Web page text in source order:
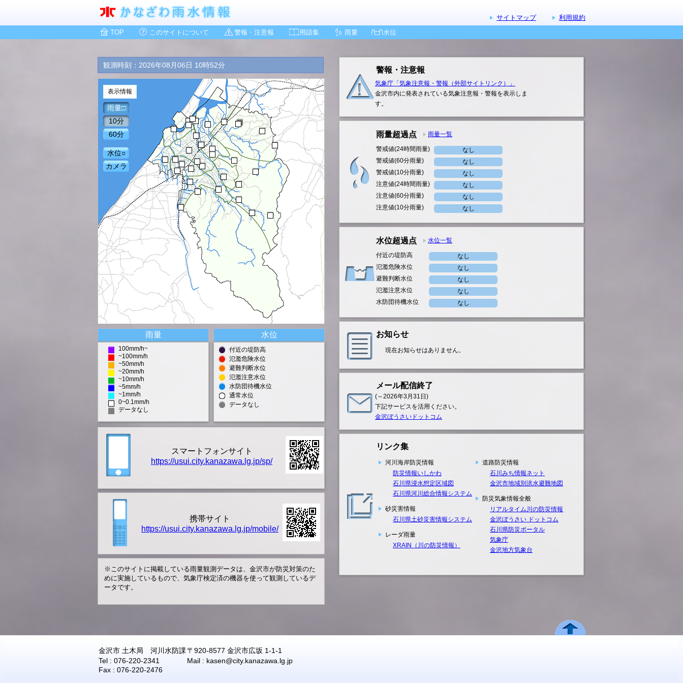
サイトマップ
利用規約
TOP
このサイトについて 警報・注意報 用語集 雨量 水位
観測時刻：2026年08月06日 10時52分
表示情報
雨量□
10分
60分
水位○
カメラ
雨量
100mm/h~
~100mm/h
~50mm/h
~20mm/h
~10mm/h
~5mm/h
~1mm/h
0~0.1mm/h
データなし
水位
付近の堤防高
氾濫危険水位
避難判断水位
氾濫注意水位
水防団待機水位
通常水位
データなし
スマートフォンサイト
https://usui.city.kanazawa.lg.jp/sp/
携帯サイト
https://usui.city.kanazawa.lg.jp/mobile/
※このサイトに掲載している雨量観測データは、金沢市が防災対策のた
めに実施しているもので、気象庁検定済の機器を使って観測しているデ
ータです。
警報・注意報
気象庁「気象注意報・警報（外部サイトリンク）」
金沢市内に発表されている気象注意報・警報を表示しま
す。
雨量超過点 雨量一覧
警戒値(24時間雨量)
なし
警戒値(60分雨量)
なし
警戒値(10分雨量)
なし
注意値(24時間雨量)
なし
注意値(60分雨量)
なし
注意値(10分雨量)
なし
水位超過点 水位一覧
付近の堤防高
なし
氾濫危険水位
なし
避難判断水位
なし
氾濫注意水位
なし
水防団待機水位
なし
お知らせ
現在お知らせはありません。
メール配信終了
(～2026年3月31日)
下記サービスを活用ください。
金沢ぼうさいドットコム
リンク集
河川海岸防災情報
防災情報いしかわ
石川県浸水想定区域図
石川県河川総合情報システム
砂災害情報
石川県土砂災害情報システム
レーダ雨量
XRAIN（川の防災情報）
道路防災情報
石川みち情報ネット
金沢市地域別洪水避難地図
防災気象情報全般
リアルタイム川の防災情報
金沢ぼうさい ドットコム
石川県防災ポータル
気象庁
金沢地方気象台
金沢市 土木局 河川水防課 〒920-8577 金沢市広坂 1-1-1
Tel : 076-220-2341
Mail : kasen@city.kanazawa.lg.jp
Fax : 076-220-2476